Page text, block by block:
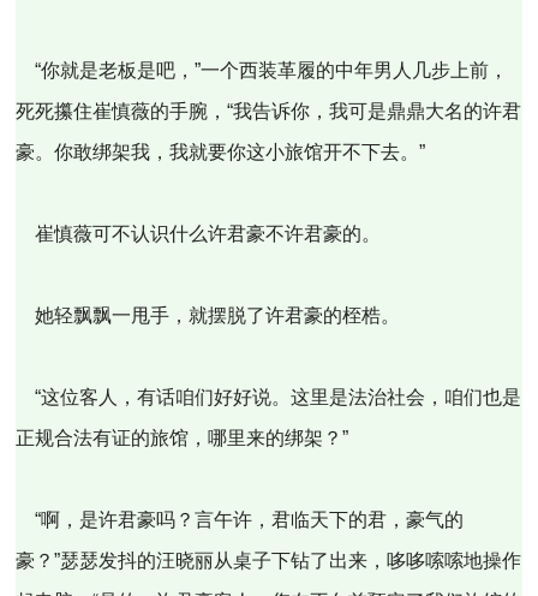
“你就是老板是吧，”一个西装革履的中年男人几步上前，
死死攥住崔慎薇的手腕，“我告诉你，我可是鼎鼎大名的许君
豪。你敢绑架我，我就要你这小旅馆开不下去。”
崔慎薇可不认识什么许君豪不许君豪的。
她轻飘飘一甩手，就摆脱了许君豪的桎梏。
“这位客人，有话咱们好好说。这里是法治社会，咱们也是
正规合法有证的旅馆，哪里来的绑架？”
“啊，是许君豪吗？言午许，君临天下的君，豪气的
豪？”瑟瑟发抖的汪晓丽从桌子下钻了出来，哆哆嗦嗦地操作